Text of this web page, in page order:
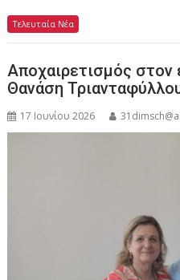
Τελευταία Νέα
Αποχαιρετισμός
Θανάση
17 Ιουνίου 2026